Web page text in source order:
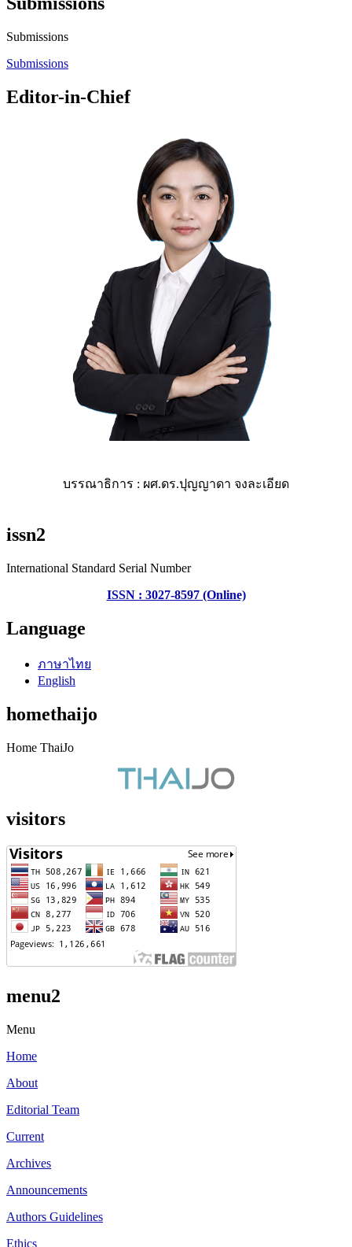
Submissions
Submissions
Editor-in-Chief
บรรณาธิการ : ผศ.ดร.ปุญญาดา จงละเอียด
issn2
International Standard Serial Number
ISSN : 3027-8597 (Online)
Language
ภาษาไทย
English
homethaijo
Home ThaiJo
visitors
menu2
Menu
Home
About
Editorial Team
Current
Archives
Announcements
Authors Guidelines
Ethics